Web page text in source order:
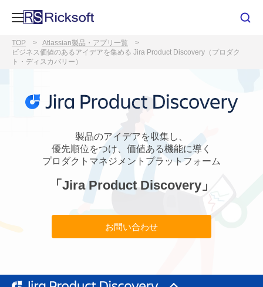
TOP
Atlassian製品・アプリ一覧
ビジネス価値のあるアイデアを集める Jira Product Discovery（プロダク
ト・ディスカバリー）
製品のアイデアを収集し、
優先順位をつけ、価値ある機能に導く
プロダクトマネジメントプラットフォーム
「Jira Product Discovery」
お問い合わせ